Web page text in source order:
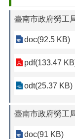
臺南市政府勞工
doc(92.5 KB)
pdf(133.47
odt(25.37 KB)
臺南市政府勞工
doc(91 KB)